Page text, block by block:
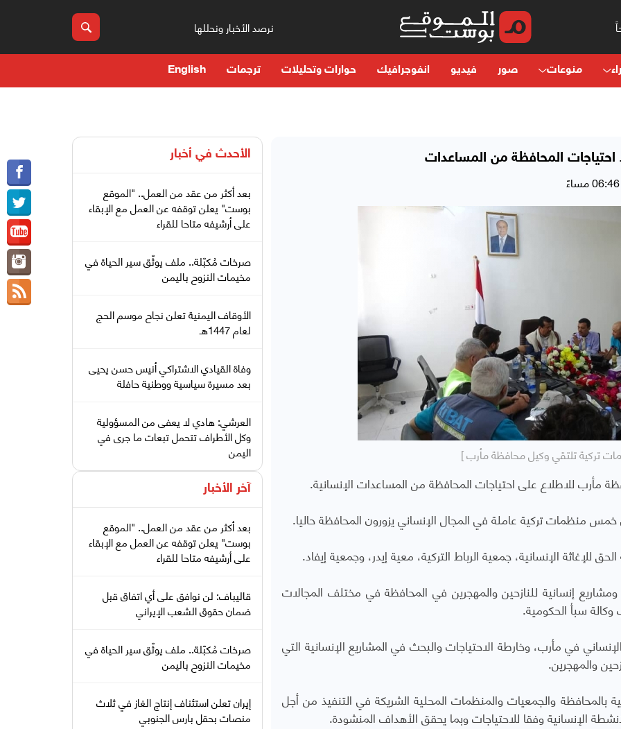
نرصد الأخبار ونحللها
منوعات صور فيديو انفوجرافيك حوارات وتحليلات ترجمات English
المحافظة من المساعدات
تركية تلتقي وكيل محافظة مأرب ]
مأرب للاطلاع على احتياجات المحافظة من المساعدات الإنسانية.
منظمات تركية عاملة في المجال الإنساني يزورون المحافظة حاليا.
للإغاثة الإنسانية، جمعية الرباط التركية، معية إيدر، وجمعية إيفاد.
إنسانية للنازحين والمهجرين في المحافظة في مختلف المجالات
وكالة سبأ الحكومية.
في مأرب، وخارطة الاحتياجات والبحث في المشاريع الإنسانية التي
والمهجرين.
بالمحافظة والجمعيات والمنظمات المحلية الشريكة في التنفيذ من أجل
الإنسانية وفقا للاحتياجات وبما يحقق الأهداف المنشودة.
الأحدث في أخبار
بعد أكثر من عقد من العمل.. "الموقع
بوست" يعلن توقفه عن العمل مع الإبقاء
على أرشيفه متاحا للقراء
صرخات مُكبّلة.. ملف يوثّق سير الحياة في
مخيمات النزوح باليمن
الأوقاف اليمنية تعلن نجاح موسم الحج
لعام 1447هـ
وفاة القيادي الاشتراكي أنيس حسن يحيى
بعد مسيرة سياسية ووطنية حافلة
العرشي: هادي لا يعفى من المسؤولية
وكل الأطراف تتحمل تبعات ما جرى في
اليمن
آخر الأخبار
بعد أكثر من عقد من العمل.. "الموقع
بوست" يعلن توقفه عن العمل مع الإبقاء
على أرشيفه متاحا للقراء
قاليباف: لن نوافق على أي اتفاق قبل
ضمان حقوق الشعب الإيراني
صرخات مُكبّلة.. ملف يوثّق سير الحياة في
مخيمات النزوح باليمن
إيران تعلن استئناف إنتاج الغاز في ثلاث
منصات بحقل بارس الجنوبي